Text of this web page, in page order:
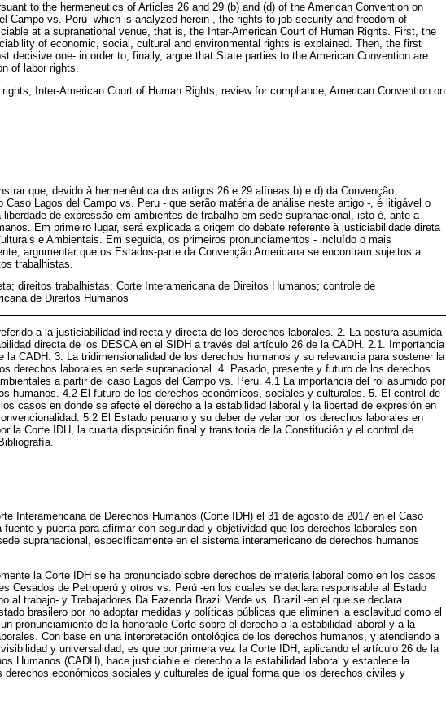
to the hermeneutics of Articles 26 and 29 (b) and (d) of the American Convention on
Campo vs. Peru -which is analyzed herein-, the rights to job security and freedom of
at a supranational venue, that is, the Inter-American Court of Human Rights. First, the
of economic, social, cultural and environmental rights is explained. Then, the first
decisive one- in order to, finally, argue that State parties to the American Convention are
of labor rights.
Inter-American Court of Human Rights; review for compliance; American Convention on
que, devido à hermenêutica dos artigos 26 e 29 alíneas b) e d) da Convenção
Caso Lagos del Campo vs. Peru - que serão matéria de análise neste artigo -, é litigável o
de expressão em ambientes de trabalho em sede supranacional, isto é, ante a
Em primeiro lugar, será explicada a origem do debate referente à justiciabilidade direta
e Ambientais. Em seguida, os primeiros pronunciamentos - incluído o mais
argumentar que os Estados-parte da Convenção Americana se encontram sujeitos a
trabalhistas.
direitos trabalhistas; Corte Interamericana de Direitos Humanos; controle de
de Direitos Humanos
a la justiciabilidad indirecta y directa de los derechos laborales. 2. La postura asumida
directa de los DESCA en el SIDH a través del artículo 26 de la CADH. 2.1. Importancia
CADH. 3. La tridimensionalidad de los derechos humanos y su relevancia para sostener la
derechos laborales en sede supranacional. 4. Pasado, presente y futuro de los derechos
a partir del caso Lagos del Campo vs. Perú. 4.1 La importancia del rol asumido por
humanos. 4.2 El futuro de los derechos económicos, sociales y culturales. 5. El control de
casos en donde se afecte el derecho a la estabilidad laboral y la libertad de expresión en
5.2 El Estado peruano y su deber de velar por los derechos laborales en
la Corte IDH, la cuarta disposición final y transitoria de la Constitución y el control de
Interamericana de Derechos Humanos (Corte IDH) el 31 de agosto de 2017 en el Caso
fuente y puerta para afirmar con seguridad y objetividad que los derechos laborales son
supranacional, específicamente en el sistema interamericano de derechos humanos
la Corte IDH se ha pronunciado sobre derechos de materia laboral como en los casos
Cesados de Petroperú y otros vs. Perú -en los cuales se declara responsable al Estado
al trabajo- y Trabajadores Da Fazenda Brazil Verde vs. Brazil -en el que se declara
brasilero por no adoptar medidas y políticas públicas que eliminen la esclavitud como el
pronunciamiento de la honorable Corte sobre el derecho a la estabilidad laboral y a la
Con base en una interpretación ontológica de los derechos humanos, y atendiendo a
y universalidad, es que por primera vez la Corte IDH, aplicando el artículo 26 de la
Humanos (CADH), hace justiciable el derecho a la estabilidad laboral y establece la
derechos económicos sociales y culturales de igual forma que los derechos civiles y